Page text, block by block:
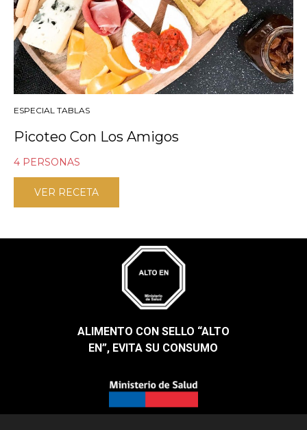
ESPECIAL TABLAS
Picoteo Con Los Amigos
4 PERSONAS
VER RECETA
ALIMENTO CON SELLO “ALTO
EN”, EVITA SU CONSUMO​